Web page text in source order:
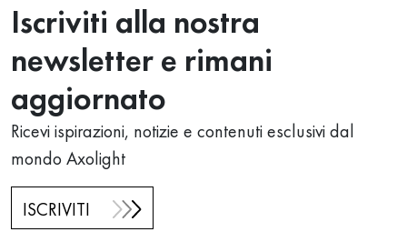
Iscriviti alla nostra
newsletter e rimani
aggiornato
Ricevi ispirazioni, notizie e contenuti esclusivi dal
mondo Axolight
ISCRIVITI